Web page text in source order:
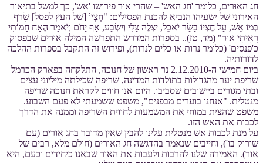
חג האוּרים, כלומר 'חג האש' – שהרי אוּר פירושו 'אש', כך למשל בתיאור
האירוני של ישעיהו הנביא להכנת הפסילים: "חֶצְיוֹ [של העץ לפסל] שָׂרַף
בְּמוֹ אֵשׁ, עַל חֶצְיוֹ בָּשָׂר יֹאכֵל, יִצְלֶה צָלִי וְיִשְׂבָּע, אַף יָחֹם וְיֹאמַר הֶאָח חַמּוֹתִי
רָאִיתִי אוּר" (מד, טז).. בספרות המדרש התפרשה המילה אוּרים שבפסוק
כ'פנסים' (כלומר נרות או כלים לנרות), ופירוש זה התקבל בספרות ההלכה
לדורותיה.
ביום חמישי ה-2.12.2010 נר ראשון של חנוכה, התלקחה בפארק הכרמל
שריפת יער מהגדולות בתולדות המדינה, שריפה שכילתה מיליוני עצים
ובתי מגורים ביישובים שסביבו. היום אנו חווים לקראת חנוכה שריפה
מנטלית. "אנחנו בוערים מבפנים", משפט ששמעתי לא פעם השבוע.
משפט שהצית במוחי את המשמעות לחווית השריפה וממנה את הדרך
לכבות את האש הזו.
על מנת לכבות אש מנטלית עלינו להבין שאין מדובר בחג אורים (עם
שורוק בו'), וחייבים שנאמר בהדגשה חג האורים (חולם מלא, רבים של
אור). האמירה שלנו להרבות ולעבות את האור שבאנו כיחידים וכעם, היא